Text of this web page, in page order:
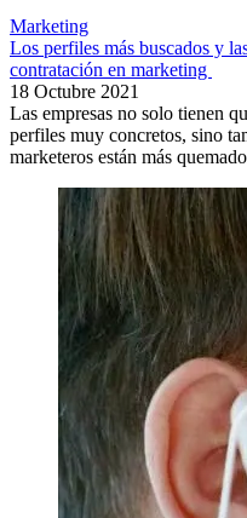
Marketing
Los perfiles más buscados y
contratación en marketing
18 Octubre 2021
Las empresas no solo tienen
perfiles muy concretos, sino
marketeros están más